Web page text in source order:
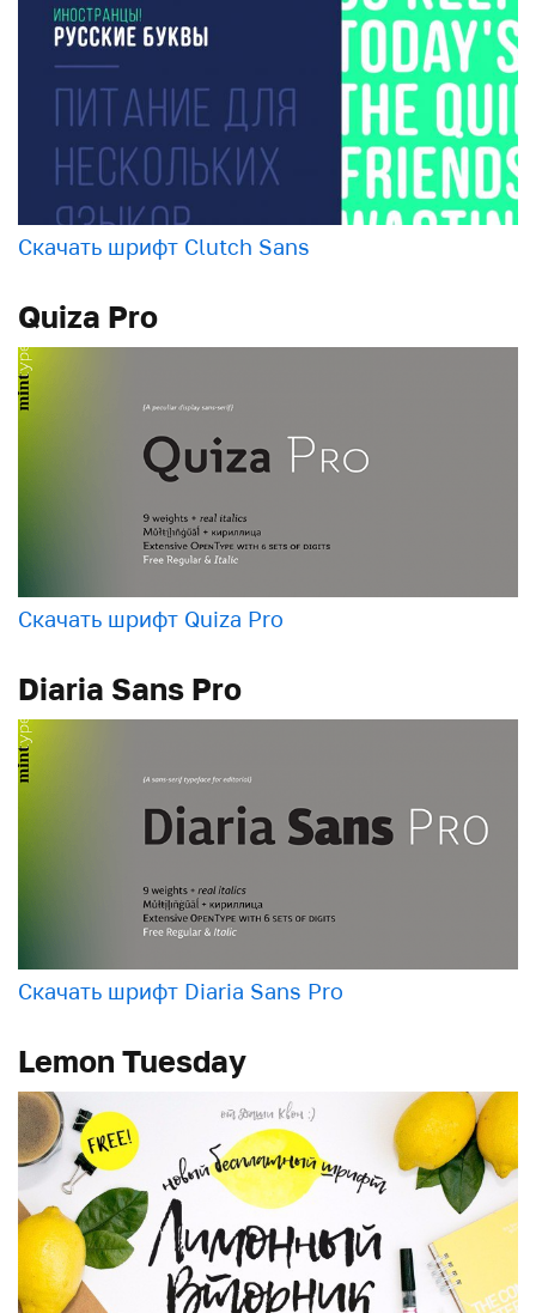
Скачать шрифт Clutch Sans
Quiza Pro
Скачать шрифт Quiza Pro
Diaria Sans Pro
Скачать шрифт Diaria Sans Pro
Lemon Tuesday